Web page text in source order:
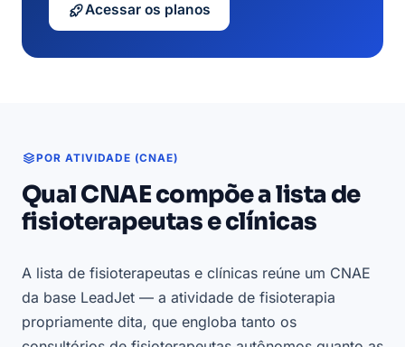
Acessar os planos
POR ATIVIDADE (CNAE)
Qual CNAE compõe a lista de
fisioterapeutas e clínicas
A lista de fisioterapeutas e clínicas reúne um CNAE
da base LeadJet — a atividade de fisioterapia
propriamente dita, que engloba tanto os